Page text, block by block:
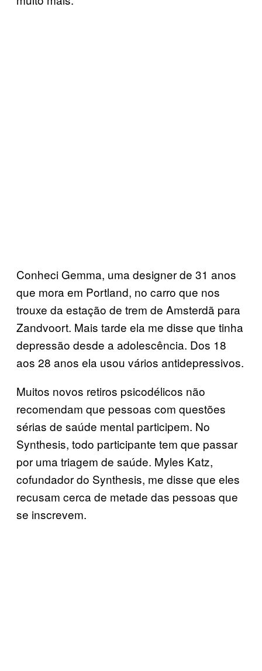
Conheci Gemma, uma designer de 31 anos
que mora em Portland, no carro que nos
trouxe da estação de trem de Amsterdã para
Zandvoort. Mais tarde ela me disse que tinha
depressão desde a adolescência. Dos 18
aos 28 anos ela usou vários antidepressivos.
Muitos novos retiros psicodélicos não
recomendam que pessoas com questões
sérias de saúde mental participem. No
Synthesis, todo participante tem que passar
por uma triagem de saúde. Myles Katz,
cofundador do Synthesis, me disse que eles
recusam cerca de metade das pessoas que
se inscrevem.